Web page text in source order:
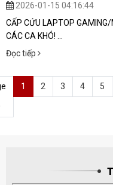
2026-01-15 04:16:44
CẤP CỨU LAPTOP
CÁC CA KHÓ! ...
Đọc tiếp
1 2 3 4 5